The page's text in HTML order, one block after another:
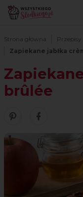
Strona główna Przepisy
Zapiekane jabłka
brûlée
Zobacz nasze
Udostępnij